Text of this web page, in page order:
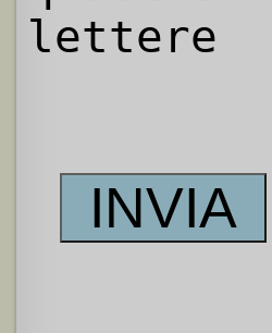
lettere